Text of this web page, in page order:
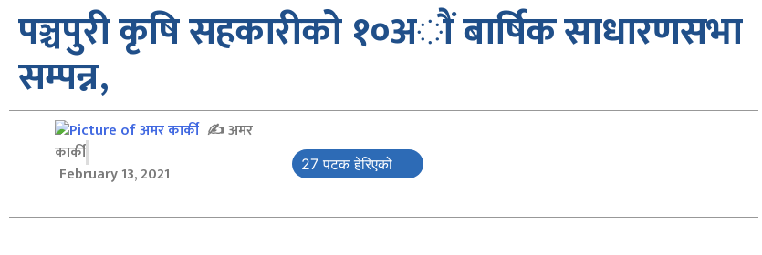
पञ्चपुरी कृषि सहकारीको १०अाैं बार्षिक साधारणसभा
सम्पन्न,
✍अमर
कार्की
February 13, 2021
27 पटक हेरिएको